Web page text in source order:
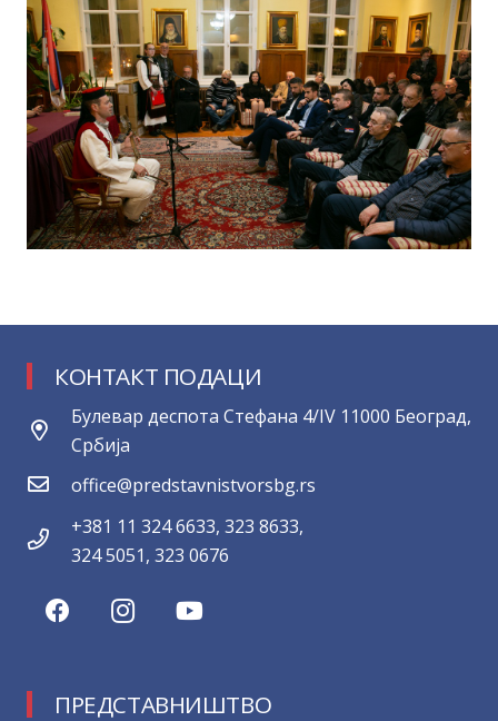
КОНТАКТ ПОДАЦИ
Булевар деспота Стефана 4/IV 11000 Београд,
Србија
office@predstavnistvorsbg.rs
+381 11 324 6633, 323 8633,
324 5051, 323 0676
ПРЕДСТАВНИШТВО